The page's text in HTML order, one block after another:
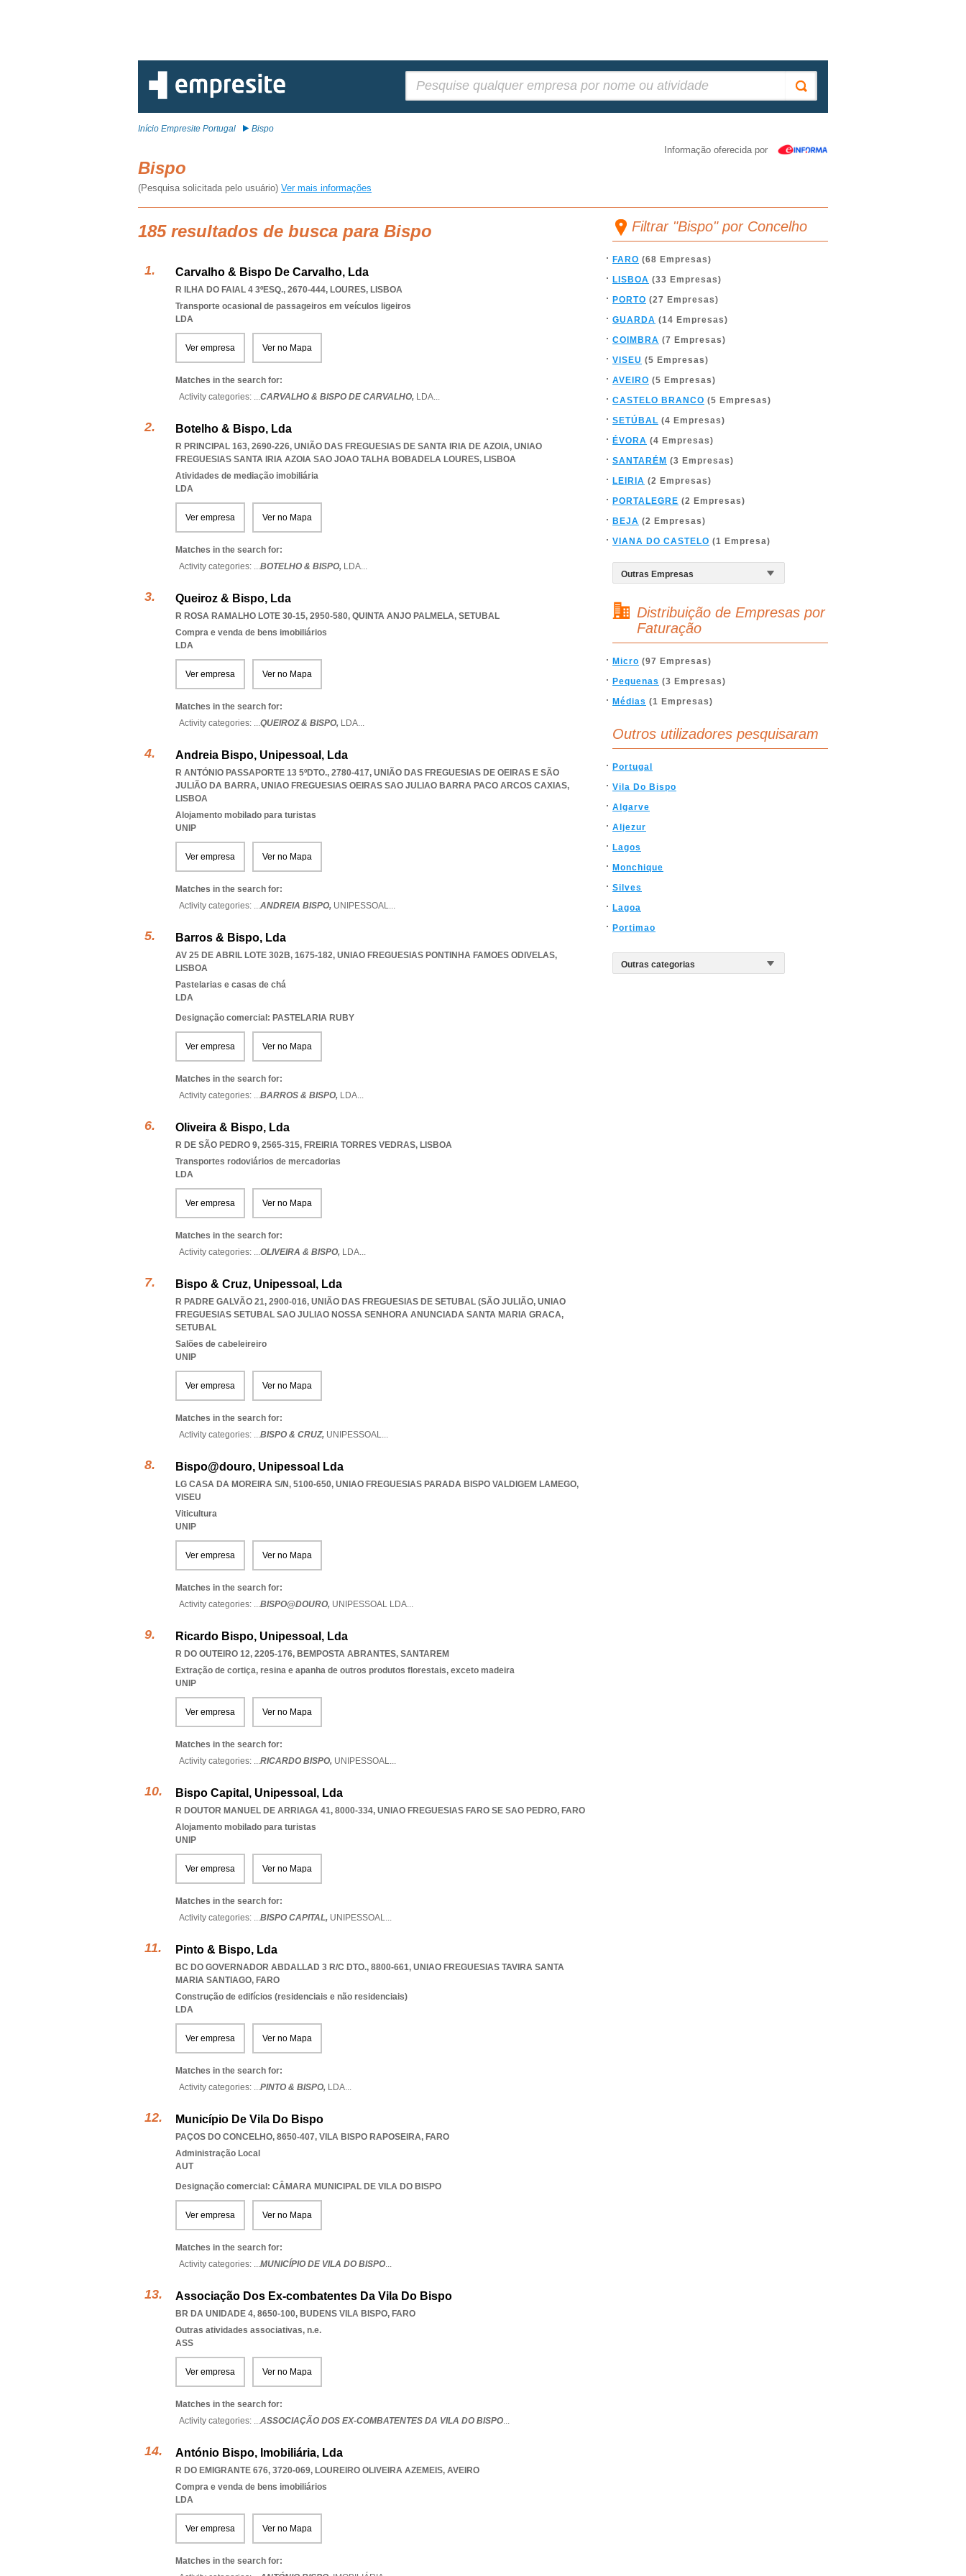
Início Empresite Portugal Bispo
Informação oferecida por
Bispo
(Pesquisa solicitada pelo usuário) Ver mais informações
185 resultados de busca para Bispo
Carvalho & Bispo De Carvalho, Lda
R ILHA DO FAIAL 4 3ºESQ., 2670-444, LOURES, LISBOA
Transporte ocasional de passageiros em veículos ligeiros
LDA
Ver empresa Ver no Mapa
Matches in the search for:
Activity categories: ...CARVALHO & BISPO DE CARVALHO, LDA...
Botelho & Bispo, Lda
R PRINCIPAL 163, 2690-226, UNIÃO DAS FREGUESIAS DE SANTA IRIA DE AZOIA, UNIAO
FREGUESIAS SANTA IRIA AZOIA SAO JOAO TALHA BOBADELA LOURES, LISBOA
Atividades de mediação imobiliária
LDA
Ver empresa Ver no Mapa
Matches in the search for:
Activity categories: ...BOTELHO & BISPO, LDA...
Queiroz & Bispo, Lda
R ROSA RAMALHO LOTE 30-15, 2950-580, QUINTA ANJO PALMELA, SETUBAL
Compra e venda de bens imobiliários
LDA
Ver empresa Ver no Mapa
Matches in the search for:
Activity categories: ...QUEIROZ & BISPO, LDA...
Andreia Bispo, Unipessoal, Lda
R ANTÓNIO PASSAPORTE 13 5ºDTO., 2780-417, UNIÃO DAS FREGUESIAS DE OEIRAS E SÃO
JULIÃO DA BARRA, UNIAO FREGUESIAS OEIRAS SAO JULIAO BARRA PACO ARCOS CAXIAS,
LISBOA
Alojamento mobilado para turistas
UNIP
Ver empresa Ver no Mapa
Matches in the search for:
Activity categories: ...ANDREIA BISPO, UNIPESSOAL...
Barros & Bispo, Lda
AV 25 DE ABRIL LOTE 302B, 1675-182, UNIAO FREGUESIAS PONTINHA FAMOES ODIVELAS,
LISBOA
Pastelarias e casas de chá
LDA
Designação comercial: PASTELARIA RUBY
Ver empresa Ver no Mapa
Matches in the search for:
Activity categories: ...BARROS & BISPO, LDA...
Oliveira & Bispo, Lda
R DE SÃO PEDRO 9, 2565-315, FREIRIA TORRES VEDRAS, LISBOA
Transportes rodoviários de mercadorias
LDA
Ver empresa Ver no Mapa
Matches in the search for:
Activity categories: ...OLIVEIRA & BISPO, LDA...
Bispo & Cruz, Unipessoal, Lda
R PADRE GALVÃO 21, 2900-016, UNIÃO DAS FREGUESIAS DE SETUBAL (SÃO JULIÃO, UNIAO
FREGUESIAS SETUBAL SAO JULIAO NOSSA SENHORA ANUNCIADA SANTA MARIA GRACA,
SETUBAL
Salões de cabeleireiro
UNIP
Ver empresa Ver no Mapa
Matches in the search for:
Activity categories: ...BISPO & CRUZ, UNIPESSOAL...
Bispo@douro, Unipessoal Lda
LG CASA DA MOREIRA S/N, 5100-650, UNIAO FREGUESIAS PARADA BISPO VALDIGEM LAMEGO,
VISEU
Viticultura
UNIP
Ver empresa Ver no Mapa
Matches in the search for:
Activity categories: ...BISPO@DOURO, UNIPESSOAL LDA...
Ricardo Bispo, Unipessoal, Lda
R DO OUTEIRO 12, 2205-176, BEMPOSTA ABRANTES, SANTAREM
Extração de cortiça, resina e apanha de outros produtos florestais, exceto madeira
UNIP
Ver empresa Ver no Mapa
Matches in the search for:
Activity categories: ...RICARDO BISPO, UNIPESSOAL...
Bispo Capital, Unipessoal, Lda
R DOUTOR MANUEL DE ARRIAGA 41, 8000-334, UNIAO FREGUESIAS FARO SE SAO PEDRO, FARO
Alojamento mobilado para turistas
UNIP
Ver empresa Ver no Mapa
Matches in the search for:
Activity categories: ...BISPO CAPITAL, UNIPESSOAL...
Pinto & Bispo, Lda
BC DO GOVERNADOR ABDALLAD 3 R/C DTO., 8800-661, UNIAO FREGUESIAS TAVIRA SANTA
MARIA SANTIAGO, FARO
Construção de edifícios (residenciais e não residenciais)
LDA
Ver empresa Ver no Mapa
Matches in the search for:
Activity categories: ...PINTO & BISPO, LDA...
Município De Vila Do Bispo
PAÇOS DO CONCELHO, 8650-407, VILA BISPO RAPOSEIRA, FARO
Administração Local
AUT
Designação comercial: CÂMARA MUNICIPAL DE VILA DO BISPO
Ver empresa Ver no Mapa
Matches in the search for:
Activity categories: ...MUNICÍPIO DE VILA DO BISPO...
Associação Dos Ex-combatentes Da Vila Do Bispo
BR DA UNIDADE 4, 8650-100, BUDENS VILA BISPO, FARO
Outras atividades associativas, n.e.
ASS
Ver empresa Ver no Mapa
Matches in the search for:
Activity categories: ...ASSOCIAÇÃO DOS EX-COMBATENTES DA VILA DO BISPO...
António Bispo, Imobiliária, Lda
R DO EMIGRANTE 676, 3720-069, LOUREIRO OLIVEIRA AZEMEIS, AVEIRO
Compra e venda de bens imobiliários
LDA
Ver empresa Ver no Mapa
Matches in the search for:
Filtrar "Bispo" por Concelho
FARO (68 Empresas)
LISBOA (33 Empresas)
PORTO (27 Empresas)
GUARDA (14 Empresas)
COIMBRA (7 Empresas)
VISEU (5 Empresas)
AVEIRO (5 Empresas)
CASTELO BRANCO (5 Empresas)
SETÚBAL (4 Empresas)
ÉVORA (4 Empresas)
SANTARÉM (3 Empresas)
LEIRIA (2 Empresas)
PORTALEGRE (2 Empresas)
BEJA (2 Empresas)
VIANA DO CASTELO (1 Empresa)
Distribuição de Empresas por
Faturação
Micro (97 Empresas)
Pequenas (3 Empresas)
Médias (1 Empresas)
Outros utilizadores pesquisaram
Portugal
Vila Do Bispo
Algarve
Aljezur
Lagos
Monchique
Silves
Lagoa
Portimao